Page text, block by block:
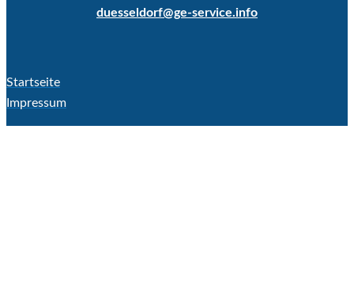
duesseldorf@ge-service.info
Startseite
Impressum